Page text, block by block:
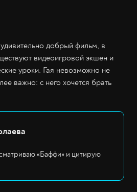
добрый фильм, в
видеоигровой экшен и
уроки. Гая невозможно не
важно: с него хочется брать
«Баффи» и цитирую